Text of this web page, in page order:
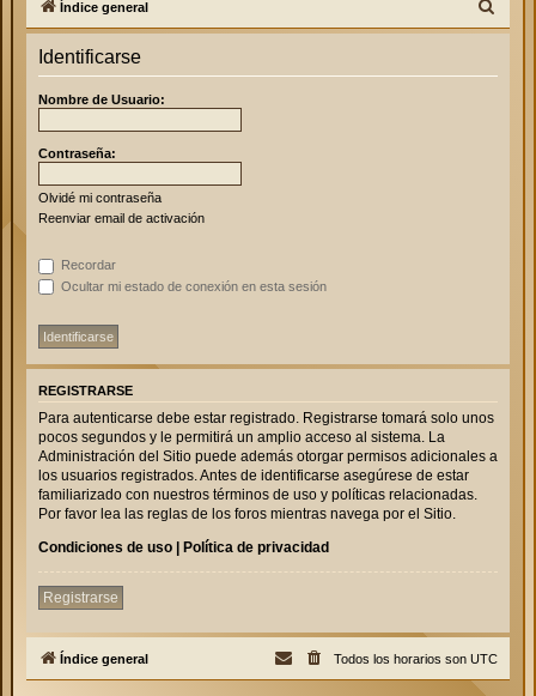
Índice general
u
Identificarse
Nombre de Usuario:
Contraseña:
Olvidé mi contraseña
Reenviar email de activación
Recordar
Ocultar mi estado de conexión en esta sesión
REGISTRARSE
Para autenticarse debe estar registrado. Registrarse tomará solo unos
pocos segundos y le permitirá un amplio acceso al sistema. La
Administración del Sitio puede además otorgar permisos adicionales a
los usuarios registrados. Antes de identificarse asegúrese de estar
familiarizado con nuestros términos de uso y políticas relacionadas.
Por favor lea las reglas de los foros mientras navega por el Sitio.
Condiciones de uso | Política de privacidad
Registrarse
Índice general Todos los horarios son UTC